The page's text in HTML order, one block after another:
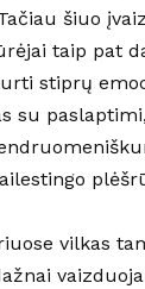
šiuo
taip pat
stiprų
su
vilkas